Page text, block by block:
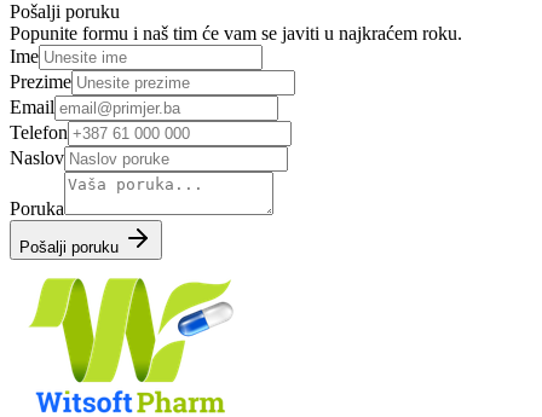
Pošalji poruku
Popunite formu i naš tim će vam se javiti u najkraćem roku.
Ime
Prezime
Email
Telefon
Naslov
Poruka
Pošalji poruku